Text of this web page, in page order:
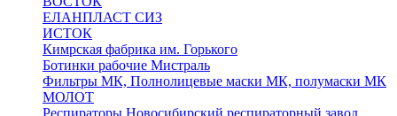
ЕЛАНПЛАСТ СИЗ
ИСТОК
Кимрская фабрика им. Горького
Ботинки рабочие Мистраль
Фильтры МК, Полнолицевые маски МК, полумаски МК
МОЛОТ
Респираторы Новосибирский респираторный завод